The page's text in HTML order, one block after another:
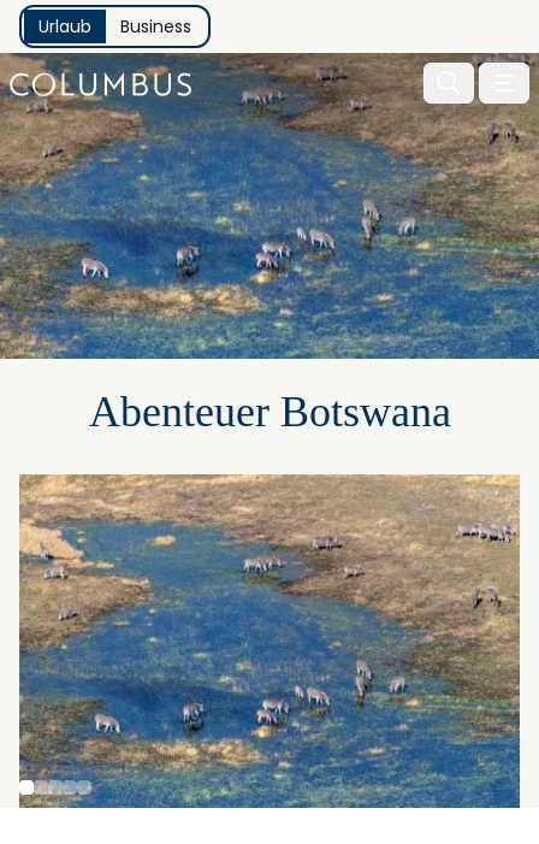
Urlaub Business
Abenteuer Botswana